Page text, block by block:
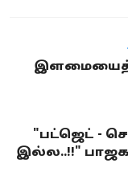
இளமையைத்
"பட்ஜெட் -
இல்ல..!!"